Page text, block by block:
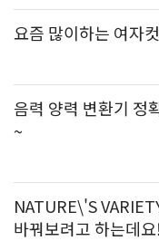
요즘 많이하는 여자
음력 양력 변환기 정
~
NATURE\'S
바꿔보려고 하는데